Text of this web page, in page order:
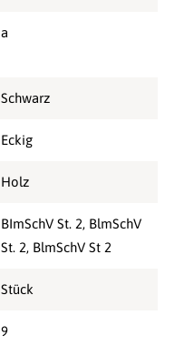
a
Schwarz
Eckig
Holz
BImSchV St. 2, BlmSchV
St. 2, BlmSchV St 2
Stück
9